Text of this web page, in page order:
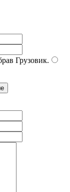
Грузовик.